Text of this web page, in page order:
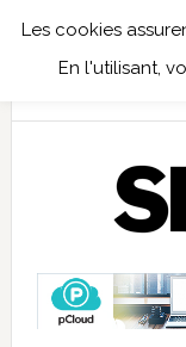
Les cookies
En l'utilisant,